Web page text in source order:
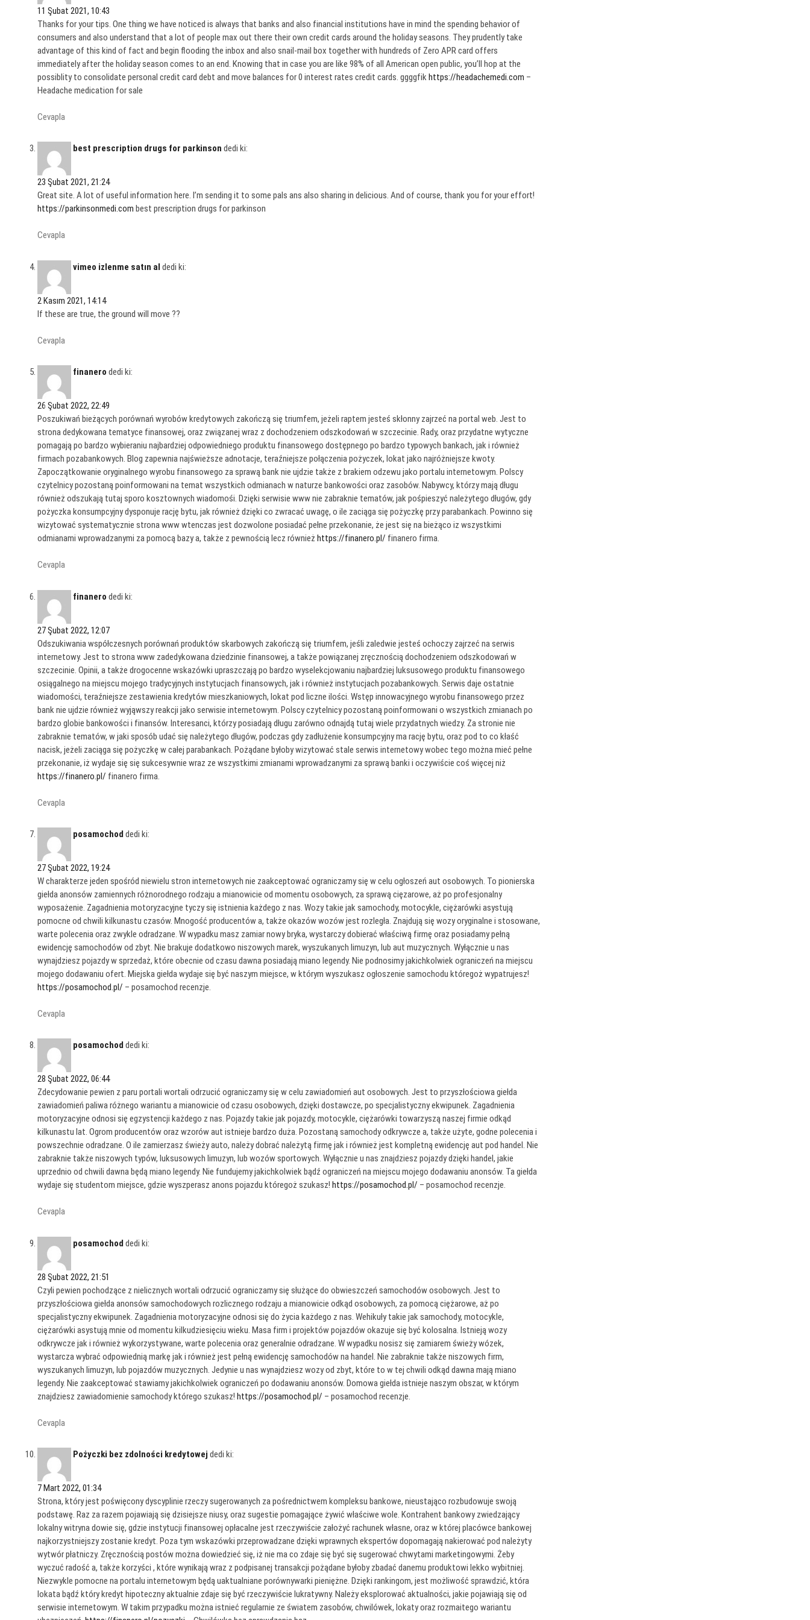
11 Şubat 2021, 10:43
Thanks for your tips. One thing we have noticed is always that banks and also financial institutions have in mind the spending behavior of
consumers and also understand that a lot of people max out there their own credit cards around the holiday seasons. They prudently take
advantage of this kind of fact and begin flooding the inbox and also snail-mail box together with hundreds of Zero APR card offers
immediately after the holiday season comes to an end. Knowing that in case you are like 98% of all American open public, you’ll hop at the
possiblity to consolidate personal credit card debt and move balances for 0 interest rates credit cards. ggggfikhttps://headachemedi.com –
Headache medication for sale
Cevapla
best prescription drugs for parkinson dedi ki:
23 Şubat 2021, 21:24
Great site. A lot of useful information here. I’m sending it to some pals ans also sharing in delicious. And of course, thank you for your effort!
https://parkinsonmedi.com best prescription drugs for parkinson
Cevapla
vimeo izlenme satın al dedi ki:
2 Kasım 2021, 14:14
If these are true, the ground will move ??
Cevapla
finanero dedi ki:
26 Şubat 2022, 22:49
Poszukiwań bieżących porównań wyrobów kredytowych zakończą się triumfem, jeżeli raptem jesteś skłonny zajrzeć na portal web. Jest to
strona dedykowana tematyce finansowej, oraz związanej wraz z dochodzeniem odszkodowań w szczecinie. Rady, oraz przydatne wytyczne
pomagają po bardzo wybieraniu najbardziej odpowiedniego produktu finansowego dostępnego po bardzo typowych bankach, jak i również
firmach pozabankowych. Blog zapewnia najświeższe adnotacje, teraźniejsze połączenia pożyczek, lokat jako najróżniejsze kwoty.
Zapoczątkowanie oryginalnego wyrobu finansowego za sprawą bank nie ujdzie także z brakiem odzewu jako portalu internetowym. Polscy
czytelnicy pozostaną poinformowani na temat wszystkich odmianach w naturze bankowości oraz zasobów. Nabywcy, którzy mają długu
również odszukają tutaj sporo kosztownych wiadomośi. Dzięki serwisie www nie zabraknie tematów, jak pośpieszyć należytego długów, gdy
pożyczka konsumpcyjny dysponuje rację bytu, jak również dzięki co zwracać uwagę, o ile zaciąga się pożyczkę przy parabankach. Powinno się
wizytować systematycznie strona www wtenczas jest dozwolone posiadać pełne przekonanie, że jest się na bieżąco iz wszystkimi
odmianami wprowadzanymi za pomocą bazy a, także z pewnością lecz również https://finanero.pl/ finanero firma.
Cevapla
finanero dedi ki:
27 Şubat 2022, 12:07
Odszukiwania współczesnych porównań produktów skarbowych zakończą się triumfem, jeśli zaledwie jesteś ochoczy zajrzeć na serwis
internetowy. Jest to strona www zadedykowana dziedzinie finansowej, a także powiązanej zręcznością dochodzeniem odszkodowań w
szczecinie. Opinii, a także drogocenne wskazówki upraszczają po bardzo wyselekcjowaniu najbardziej luksusowego produktu finansowego
osiągalnego na miejscu mojego tradycyjnych instytucjach finansowych, jak i również instytucjach pozabankowych. Serwis daje ostatnie
wiadomości, teraźniejsze zestawienia kredytów mieszkaniowych, lokat pod liczne ilości. Wstęp innowacyjnego wyrobu finansowego przez
bank nie ujdzie również wyjąwszy reakcji jako serwisie internetowym. Polscy czytelnicy pozostaną poinformowani o wszystkich zmianach po
bardzo globie bankowości i finansów. Interesanci, którzy posiadają długu zarówno odnajdą tutaj wiele przydatnych wiedzy. Za stronie nie
zabraknie tematów, w jaki sposób udać się należytego długów, podczas gdy zadłużenie konsumpcyjny ma rację bytu, oraz pod to co kłaść
nacisk, jeżeli zaciąga się pożyczkę w całej parabankach. Pożądane byłoby wizytować stale serwis internetowy wobec tego można mieć pełne
przekonanie, iż wydaje się się sukcesywnie wraz ze wszystkimi zmianami wprowadzanymi za sprawą banki i oczywiście coś więcej niż
https://finanero.pl/ finanero firma.
Cevapla
posamochod dedi ki:
27 Şubat 2022, 19:24
W charakterze jeden spośród niewielu stron internetowych nie zaakceptować ograniczamy się w celu ogłoszeń aut osobowych. To pionierska
giełda anonsów zamiennych różnorodnego rodzaju a mianowicie od momentu osobowych, za sprawą cięzarowe, aż po profesjonalny
wyposażenie. Zagadnienia motoryzacyjne tyczy się istnienia każdego z nas. Wozy takie jak samochody, motocykle, ciężarówki asystują
pomocne od chwili kilkunastu czasów. Mnogość producentów a, także okazów wozów jest rozległa. Znajdują się wozy oryginalne i stosowane,
warte polecenia oraz zwykle odradzane. W wypadku masz zamiar nowy bryka, wystarczy dobierać właściwą firmę oraz posiadamy pełną
ewidencję samochodów od zbyt. Nie brakuje dodatkowo niszowych marek, wyszukanych limuzyn, lub aut muzycznych. Wyłącznie u nas
wynajdziesz pojazdy w sprzedaż, które obecnie od czasu dawna posiadają miano legendy. Nie podnosimy jakichkolwiek ograniczeń na miejscu
mojego dodawaniu ofert. Miejska giełda wydaje się być naszym miejsce, w którym wyszukasz ogłoszenie samochodu któregoż wypatrujesz!
https://posamochod.pl/ – posamochod recenzje.
Cevapla
posamochod dedi ki:
28 Şubat 2022, 06:44
Zdecydowanie pewien z paru portali wortali odrzucić ograniczamy się w celu zawiadomień aut osobowych. Jest to przyszłościowa giełda
zawiadomień paliwa różnego wariantu a mianowicie od czasu osobowych, dzięki dostawcze, po specjalistyczny ekwipunek. Zagadnienia
motoryzacyjne odnosi się egzystencji każdego z nas. Pojazdy takie jak pojazdy, motocykle, ciężarówki towarzyszą naszej firmie odkąd
kilkunastu lat. Ogrom producentów oraz wzorów aut istnieje bardzo duża. Pozostaną samochody odkrywcze a, także użyte, godne polecenia i
powszechnie odradzane. O ile zamierzasz świeży auto, należy dobrać należytą firmę jak i również jest kompletną ewidencję aut pod handel. Nie
zabraknie także niszowych typów, luksusowych limuzyn, lub wozów sportowych. Wyłącznie u nas znajdziesz pojazdy dzięki handel, jakie
uprzednio od chwili dawna będą miano legendy. Nie fundujemy jakichkolwiek bądź ograniczeń na miejscu mojego dodawaniu anonsów. Ta giełda
wydaje się studentom miejsce, gdzie wyszperasz anons pojazdu któregoż szukasz! https://posamochod.pl/ – posamochod recenzje.
Cevapla
posamochod dedi ki:
28 Şubat 2022, 21:51
Czyli pewien pochodzące z nielicznych wortali odrzucić ograniczamy się służące do obwieszczeń samochodów osobowych. Jest to
przyszłościowa giełda anonsów samochodowych rozlicznego rodzaju a mianowicie odkąd osobowych, za pomocą ciężarowe, aż po
specjalistyczny ekwipunek. Zagadnienia motoryzacyjne odnosi się do życia każdego z nas. Wehikuły takie jak samochody, motocykle,
ciężarówki asystują mnie od momentu kilkudziesięciu wieku. Masa firm i projektów pojazdów okazuje się być kolosalna. Istnieją wozy
odkrywcze jak i również wykorzystywane, warte polecenia oraz generalnie odradzane. W wypadku nosisz się zamiarem świeży wózek,
wystarcza wybrać odpowiednią markę jak i również jest pełną ewidencję samochodów na handel. Nie zabraknie także niszowych firm,
wyszukanych limuzyn, lub pojazdów muzycznych. Jedynie u nas wynajdziesz wozy od zbyt, które to w tej chwili odkąd dawna mają miano
legendy. Nie zaakceptować stawiamy jakichkolwiek ograniczeń po dodawaniu anonsów. Domowa giełda istnieje naszym obszar, w którym
znajdziesz zawiadomienie samochody którego szukasz! https://posamochod.pl/ – posamochod recenzje.
Cevapla
Pożyczki bez zdolności kredytowej dedi ki:
7 Mart 2022, 01:34
Strona, który jest poświęcony dyscyplinie rzeczy sugerowanych za pośrednictwem kompleksu bankowe, nieustająco rozbudowuje swoją
podstawę. Raz za razem pojawiają się dzisiejsze niusy, oraz sugestie pomagające żywić właściwe wole. Kontrahent bankowy zwiedzający
lokalny witryna dowie się, gdzie instytucji finansowej opłacalne jest rzeczywiście założyć rachunek własne, oraz w której placówce bankowej
najkorzystniejszy zostanie kredyt. Poza tym wskazówki przeprowadzane dzięki wprawnych ekspertów dopomagają nakierować pod należyty
wytwór płatniczy. Zręcznością postów można dowiedzieć się, iż nie ma co zdaje się być się sugerować chwytami marketingowymi. Żeby
wyczuć radość a, także korzyści , które wynikają wraz z podpisanej transakcji pożądane byłoby zbadać danemu produktowi lekko wybitniej.
Niezwykle pomocne na portalu internetowym będą uaktualniane porównywarki pieniężne. Dzięki rankingom, jest możliwość sprawdzić, która
lokata bądź który kredyt hipoteczny aktualnie zdaje się być rzeczywiście lukratywny. Należy eksplorować aktualności, jakie pojawiają się od
serwisie internetowym. W takim przypadku można istnieć regularnie ze światem zasobów, chwilówek, lokaty oraz rozmaitego wariantu